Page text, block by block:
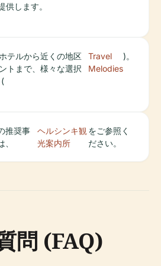
供します。
テルから近くの地区
トまで、様々な選択
Travel
Melodies
)。
推奨事
ヘルシンキ観
光案内所
をご参照く
ださい。
問 (FAQ)